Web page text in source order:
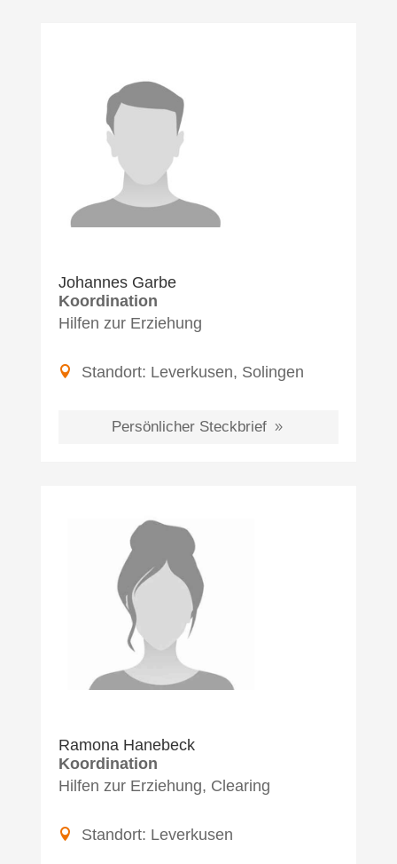
Johannes Garbe
Koordination
Hilfen zur Erziehung
Standort: Leverkusen, Solingen
Persönlicher Steckbrief
Ramona Hanebeck
Koordination
Hilfen zur Erziehung, Clearing
Standort: Leverkusen